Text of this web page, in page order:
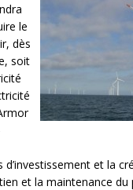
le
dès
soit
et la
et la maintenance